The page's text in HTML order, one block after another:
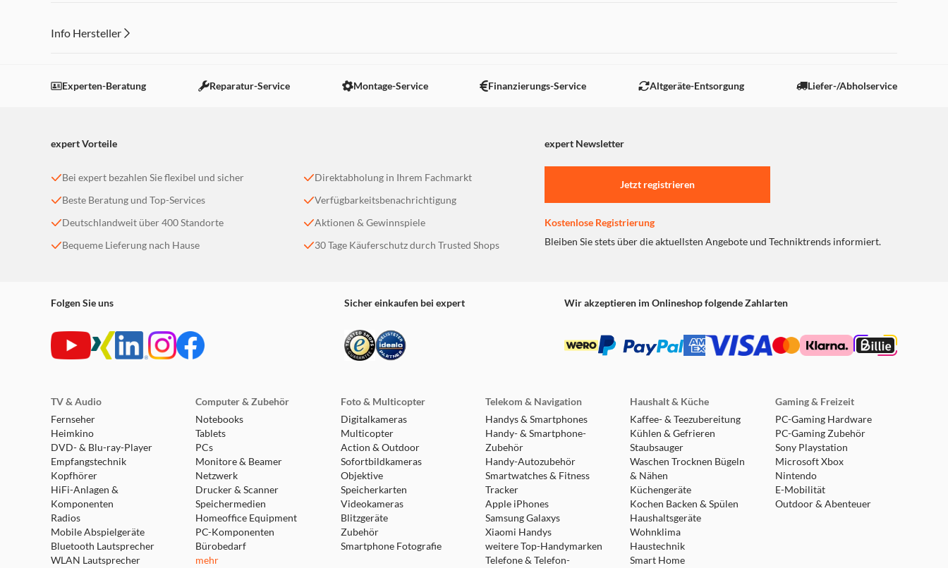
Info Hersteller
Einstellungen anpassen
Experten-Beratung Reparatur-Service Montage-Service Finanzierungs-Service Altgeräte-Entsorgung Liefer-/Abholservice
expert Vorteile expert Newsletter
Bei expert bezahlen Sie flexibel und sicher
Beste Beratung und Top-Services
Deutschlandweit über 400 Standorte
Bequeme Lieferung nach Hause
Direktabholung in Ihrem Fachmarkt
Verfügbarkeitsbenachrichtigung
Aktionen & Gewinnspiele
30 Tage Käuferschutz durch Trusted Shops
Jetzt registrieren
Kostenlose Registrierung
Bleiben Sie stets über die aktuellsten Angebote und Techniktrends informiert.
Folgen Sie uns Sicher einkaufen bei expert Wir akzeptieren im Onlineshop folgende Zahlarten
TV & Audio
Fernseher
Heimkino
DVD- & Blu-ray-Player
Empfangstechnik
Kopfhörer
HiFi-Anlagen &
Komponenten
Radios
Mobile Abspielgeräte
Bluetooth Lautsprecher
WLAN Lautsprecher
Computer & Zubehör
Notebooks
Tablets
PCs
Monitore & Beamer
Netzwerk
Drucker & Scanner
Speichermedien
Homeoffice Equipment
PC-Komponenten
Bürobedarf
mehr
Foto & Multicopter
Digitalkameras
Multicopter
Action & Outdoor
Sofortbildkameras
Objektive
Speicherkarten
Videokameras
Blitzgeräte
Zubehör
Smartphone Fotografie
Telekom & Navigation
Handys & Smartphones
Handy- & Smartphone-
Zubehör
Handy-Autozubehör
Smartwatches & Fitness
Tracker
Apple iPhones
Samsung Galaxys
Xiaomi Handys
weitere Top-Handymarken
Telefone & Telefon-
Haushalt & Küche
Kaffee- & Teezubereitung
Kühlen & Gefrieren
Staubsauger
Waschen Trocknen Bügeln
& Nähen
Küchengeräte
Kochen Backen & Spülen
Haushaltsgeräte
Wohnklima
Haustechnik
Smart Home
Gaming & Freizeit
PC-Gaming Hardware
PC-Gaming Zubehör
Sony Playstation
Microsoft Xbox
Nintendo
E-Mobilität
Outdoor & Abenteuer